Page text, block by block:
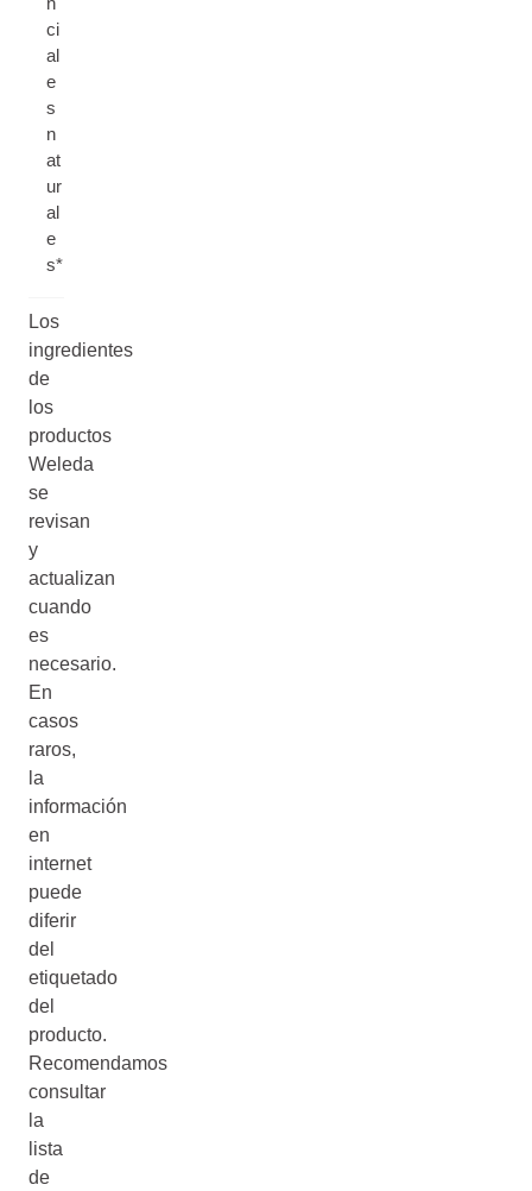
ci
al
e
s
n
at
ur
al
e
s*
Los
ingredientes
de
los
productos
Weleda
se
revisan
y
actualizan
cuando
es
necesario.
En
casos
raros,
la
información
en
internet
puede
diferir
del
etiquetado
del
producto.
Recomendamos
consultar
la
lista
de